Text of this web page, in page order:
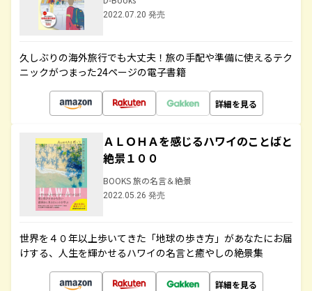
2022.07.20 発売
久しぶりの海外旅行でも大丈夫！旅の手配や準備に使えるテク
ニックがつまった24ページの電子書籍
詳細を見る
ＡＬＯＨＡを感じるハワイのことばと
絶景１００
BOOKS 旅の名言＆絶景
2022.05.26 発売
世界を４０年以上歩いてきた「地球の歩き方」があなたにお届
けする、人生を輝かせるハワイの名言と癒やしの絶景集
詳細を見る